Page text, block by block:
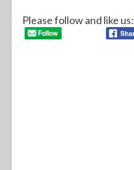
Please follow and like us: